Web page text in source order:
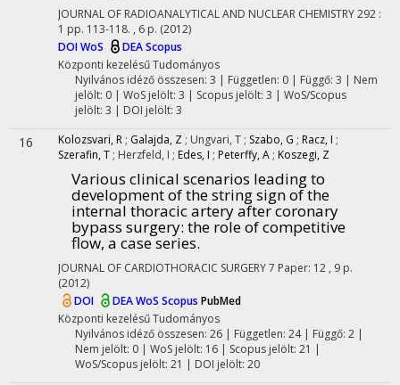
JOURNAL OF RADIOANALYTICAL AND NUCLEAR CHEMISTRY292 :
1 pp. 113-118. , 6 p. (2012)
DOIWoS DEAScopus
Központi kezelésűTudományos
Nyilvános idéző összesen: 3 | Független: 0 | Függő: 3 | Nem
jelölt: 0 | WoS jelölt: 3 | Scopus jelölt: 3 | WoS/Scopus
jelölt: 3 | DOI jelölt: 3
16 Kolozsvari, R ; Galajda, Z ; Ungvari, T ; Szabo, G ; Racz, I ;
Szerafin, T ; Herzfeld, I ; Edes, I ; Peterffy, A ; Koszegi, Z
Various clinical scenarios leading to
development of the string sign of the
internal thoracic artery after coronary
bypass surgery: the role of competitive
flow, a case series.
JOURNAL OF CARDIOTHORACIC SURGERY7 Paper: 12 , 9 p.
(2012)
DOI
DEAWoS Scopus PubMed
Központi kezelésűTudományos
Nyilvános idéző összesen: 26| Független: 24 | Függő: 2 |
Nem jelölt: 0 | WoS jelölt: 16 | Scopus jelölt: 21 |
WoS/Scopus jelölt: 21 | DOI jelölt: 20